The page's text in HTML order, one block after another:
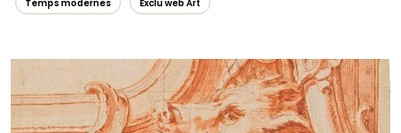
Temps modernes Exclu web Art